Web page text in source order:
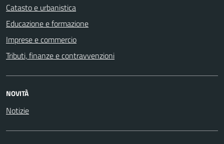
Catasto e urbanistica
Educazione e formazione
Imprese e commercio
Tributi, finanze e contravvenzioni
NOVITÀ
Notizie